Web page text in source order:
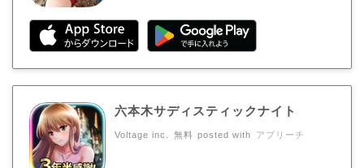
六本木サディスティックナイト
Voltage inc. 無料 posted with アプリーチ